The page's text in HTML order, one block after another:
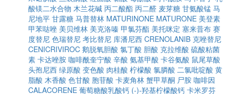
酸镁二水合物 木兰花碱 丙二酸酯 丙二醛 麦芽糖 甘氨酸锰 马
尼地平 甘露糖 马普替林 MATURINONE MATURONE 美登素
甲苯哒唑 美贝维林 美克洛嗪 甲氯芬酯 美托咪定 塞来昔布 赛
度替尼 色瑞替尼 考比替尼 库潘尼西 CRENOLANIB 克唑替尼
CENICRIVIROC 鹅脱氧胆酸 氯丁酸 胆酸 克拉维酸 硫酸粘菌
素 卡达唑胺 咖啡酰奎宁酸 辛酸 氨基甲酸 卡谷氨酸 鼠尾草酸
头孢尼西 绿原酸 变色酸 肉桂酸 柠檬酸 氯膦酸 二氯吡啶酸 黄
脂酸 木香酸 色甘酸 胞苷酸 卡麦角林 蟹甲草酮 尸胺 咖啡因
CALACORENE 葡萄糖酸乳酸钙 (-)-羟基柠檬酸钙 卡米罗芬